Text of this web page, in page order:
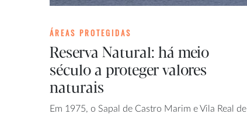
ÁREAS PROTEGIDAS
Reserva Natural: há meio
século a proteger valores
naturais
Em 1975, o Sapal de Castro Marim e Vila Real de